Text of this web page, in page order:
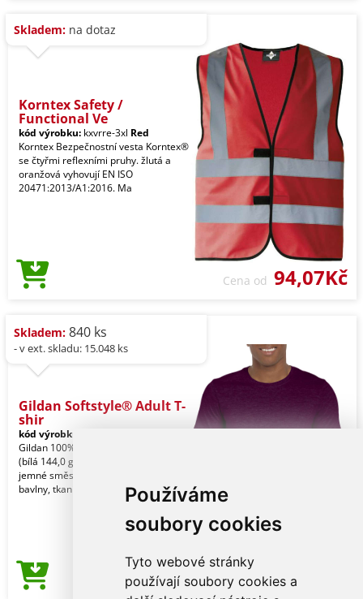
Používáme
soubory cookies
Tyto webové stránky
používají soubory cookies a
Skladem: na dotaz
Korntex Safety /
Functional Ve
kód výrobku: kxvrre-3xl Red
Korntex Bezpečnostní vesta Korntex®
se čtyřmi reflexními pruhy. žlutá a
oranžová vyhovují EN ISO
20471:2013/A1:2016. Ma
Cena od 94,07Kč
Skladem: 840 ks
- v ext. skladu: 15.048 ks
Gildan Softstyle® Adult T-
shir
kód výrobku:
Gildan 100% U.S. bavlna, 153,0 g/m2
(bílá 144,0 g/m2). Vyrobeno z naší
jemné směsi bavlny Ringspun a
bavlny, tkanina s v
Cena od94,07Kč